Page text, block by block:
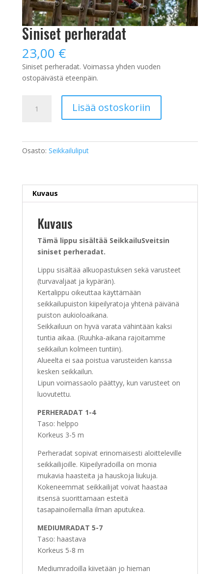
Siniset perheradat
23,00 €
Siniset perheradat. Voimassa yhden vuoden
ostopäivästä eteenpäin.
perheradat
Lisää ostoskoriin
Osasto: Seikkailuliput
Kuvaus
Kuvaus
Tämä lippu sisältää SeikkailuSveitsin
siniset perheradat.
Lippu sisältää alkuopastuksen sekä varusteet
(turvavaljaat ja kypärän).
Kertalippu oikeuttaa käyttämään
seikkailupuiston kiipeilyratoja yhtenä päivänä
puiston aukioloaikana.
Seikkailuun on hyvä varata vähintään kaksi
tuntia aikaa. (Ruuhka-aikana rajoitamme
seikkailun kolmeen tuntiin).
Alueelta ei saa poistua varusteiden kanssa
kesken seikkailun.
Lipun voimassaolo päättyy, kun varusteet on
luovutettu.
PERHERADAT 1-4
Taso: helppo
Korkeus 3-5 m
Perheradat sopivat erinomaisesti aloitteleville
seikkailijoille. Kiipeilyradoilla on monia
mukavia haasteita ja hauskoja liukuja.
Kokeneemmat seikkailijat voivat haastaa
itsensä suorittamaan esteitä
tasapainoilemalla ilman aputukea.
MEDIUM­RADAT 5-7
Taso: haastava
Korkeus 5-8 m
Mediumradoilla kiivetään jo hieman